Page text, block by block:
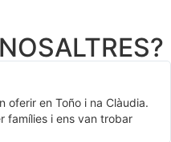
oferir en Toño i na Clàudia.
famílies i ens van trobar